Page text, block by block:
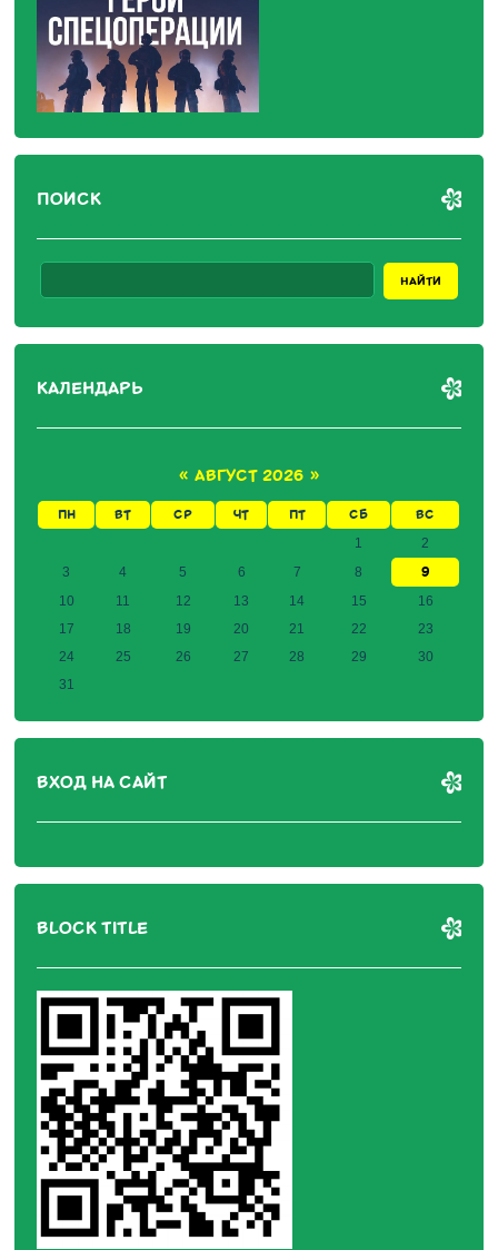
ПОИСК
КАЛЕНДАРЬ
« АВГУСТ 2026 »
ПН ВТ СР ЧТ ПТ СБ ВС
1
2
3
4 5 6 7 8 9
10 11 12 13 14 15
16
17
18 19 20 21 22
23
24
25 26 27 28 29
30
31
ВХОД НА САЙТ
BLOCK TITLE